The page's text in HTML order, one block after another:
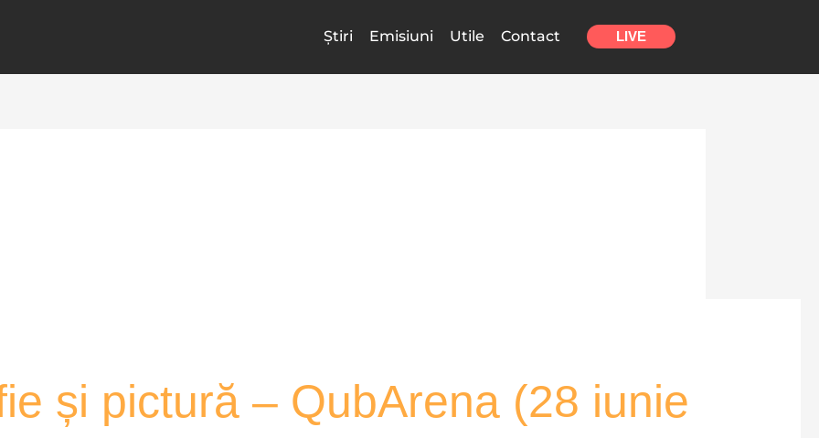
Știri Emisiuni Utile Contact LIVE
și pictură – QubArena (28 iunie